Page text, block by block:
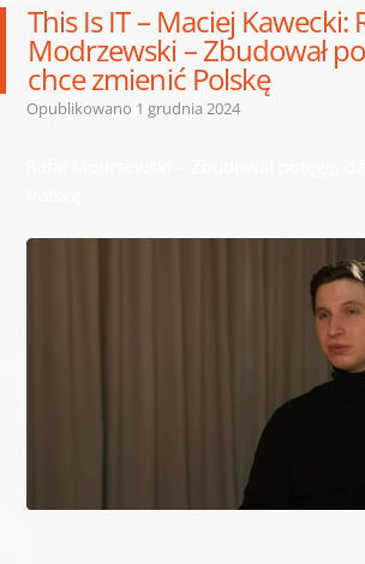
This Is IT – Maciej Kawecki:
Modrzewski – Zbudował
chce zmienić Polskę
Opublikowano 1 grudnia 2024